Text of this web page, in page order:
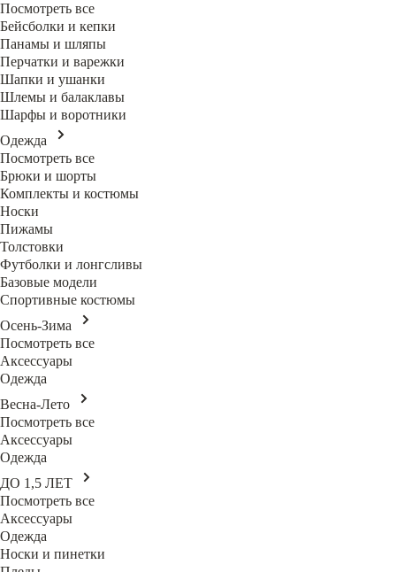
Посмотреть все
Бейсболки и кепки
Панамы и шляпы
Перчатки и варежки
Шапки и ушанки
Шлемы и балаклавы
Шарфы и воротники
Одежда
Посмотреть все
Брюки и шорты
Комплекты и костюмы
Носки
Пижамы
Толстовки
Футболки и лонгсливы
Базовые модели
Спортивные костюмы
Осень-Зима
Посмотреть все
Аксессуары
Одежда
Весна-Лето
Посмотреть все
Аксессуары
Одежда
ДО 1,5 ЛЕТ
Посмотреть все
Аксессуары
Одежда
Носки и пинетки